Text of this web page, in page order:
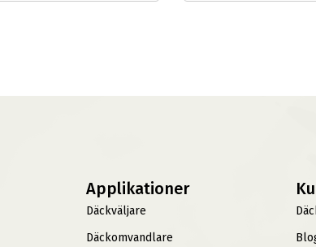
Applikationer
Däckväljare
Däckomvandlare